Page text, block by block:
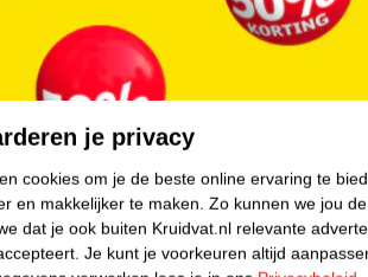
De maaltijd kan altijd opgewarmd
je maaltijd gescheiden houden en
zoals de Mepal Vita waterfles. Zo
Over Mepal Mepal is al sinds 1950
van eten en drinken. De producten
vormgeving en zitten vol slimmigheden
schooldag. op kantoor. op de camping of
je privacy
cookies om je de beste online ervaring te
en makkelijker te maken. Zo kunnen we jou
dat je ook buiten Kruidvat.nl relevante
Je kunt je voorkeuren altijd